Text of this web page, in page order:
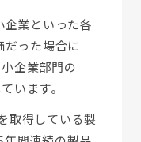
企業といった各
った場合に
企業部門の
います。
取得している製